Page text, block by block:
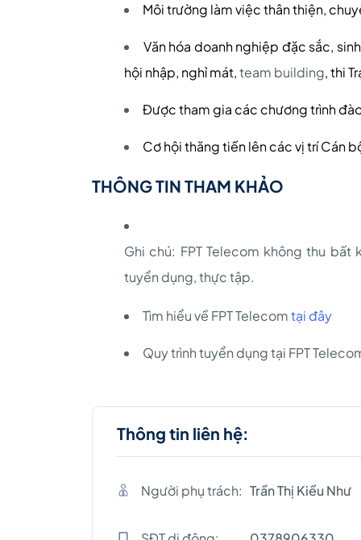
Môi trường làm việc thân thiện,
Văn hóa doanh nghiệp đặc sắc,
hội nhập, nghỉ mát,team building, thi
Được tham gia các chương trình
Cơ hội thăng tiến lên các vị trí Cán
THÔNG TIN THAM KHẢO
Ghi chú: FPT Telecom không thu bất
tuyển dụng, thực tập.
Tìm hiểu về FPT Telecomtại đây
Quy trình tuyển dụng tại FPT
Thông tin liên hệ:
Người phụ trách: Trần Thị Kiều Như